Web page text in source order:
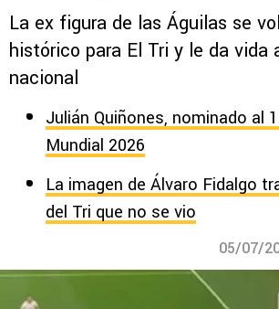
La ex figura de las Águilas se
histórico para El Tri y le da vida
nacional
Julián Quiñones, nominado al
Mundial 2026
La imagen de Álvaro Fidalgo
del Tri que no se vio
05/07/